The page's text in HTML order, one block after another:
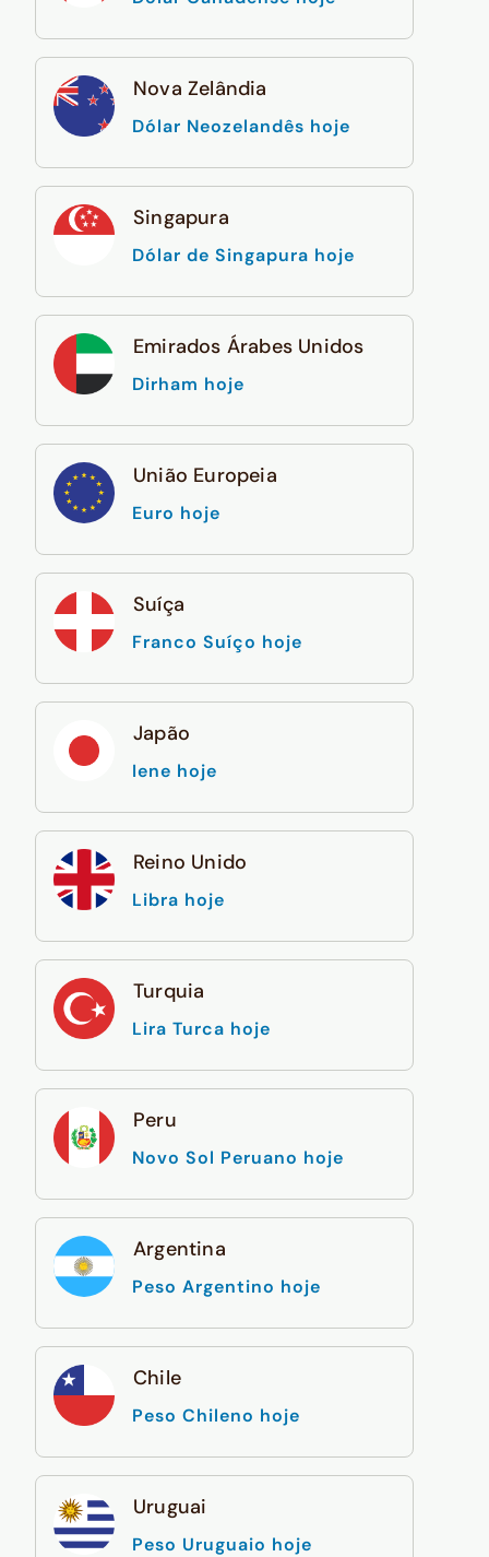
Nova Zelândia
Dólar Neozelandês hoje
Singapura
Dólar de Singapura hoje
Emirados Árabes Unidos
Dirham hoje
União Europeia
Euro hoje
Suíça
Franco Suíço hoje
Japão
Iene hoje
Reino Unido
Libra hoje
Turquia
Lira Turca hoje
Peru
Novo Sol Peruano hoje
Argentina
Peso Argentino hoje
Chile
Peso Chileno hoje
Uruguai
Peso Uruguaio hoje